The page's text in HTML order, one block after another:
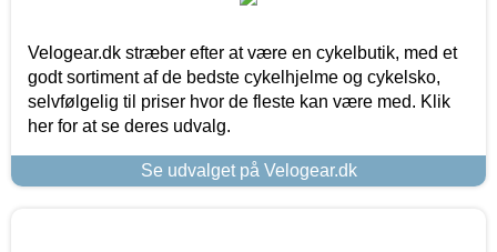
Velogear.dk stræber efter at være en cykelbutik, med et
godt sortiment af de bedste cykelhjelme og cykelsko,
selvfølgelig til priser hvor de fleste kan være med. Klik
her for at se deres udvalg.
Se udvalget på Velogear.dk